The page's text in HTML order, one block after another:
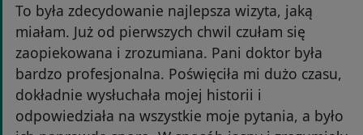
To była zdecydowanie najlepsza wizyta, jaką
miałam. Już od pierwszych chwil czułam się
zaopiekowana i zrozumiana. Pani doktor była
bardzo profesjonalna. Poświęciła mi dużo czasu,
dokładnie wysłuchała mojej historii i
odpowiedziała na wszystkie moje pytania, a było